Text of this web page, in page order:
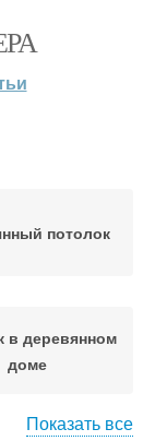
потолок
в деревянном
доме
Показать все